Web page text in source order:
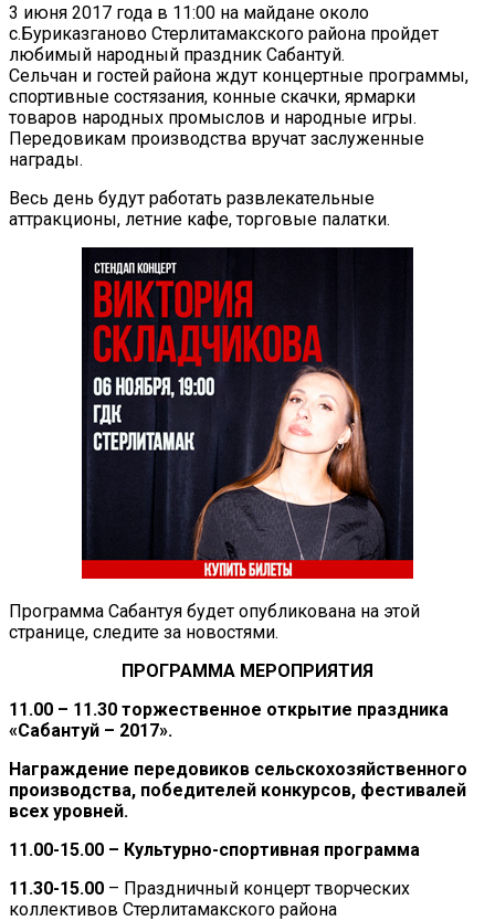
3 июня 2017 года в 11:00 на майдане около
с.Буриказганово Стерлитамакского района пройдет
любимый народный праздник Сабантуй.
Сельчан и гостей района ждут концертные программы,
спортивные состязания, конные скачки, ярмарки
товаров народных промыслов и народные игры.
Передовикам производства вручат заслуженные
награды.
Весь день будут работать развлекательные
аттракционы, летние кафе, торговые палатки.
Программа Сабантуя будет опубликована на этой
странице, следите за новостями.
ПРОГРАММА МЕРОПРИЯТИЯ
11.00 – 11.30 торжественное открытие праздника
«Сабантуй – 2017».
Награждение передовиков сельскохозяйственного
производства, победителей конкурсов, фестивалей
всех уровней.
11.00-15.00 – Культурно-спортивная программа
11.30-15.00 – Праздничный концерт творческих
коллективов Стерлитамакского района